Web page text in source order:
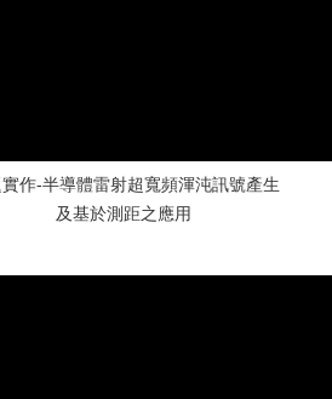
作-半導體雷射超寬頻渾沌訊號產生
及基於測距之應用